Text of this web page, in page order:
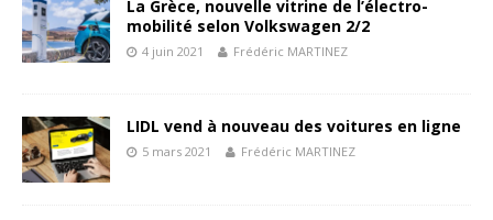
La Grèce, nouvelle vitrine de l’électro-
mobilité selon Volkswagen 2/2
4 juin 2021 Frédéric MARTINEZ
LIDL vend à nouveau des voitures en ligne
5 mars 2021 Frédéric MARTINEZ